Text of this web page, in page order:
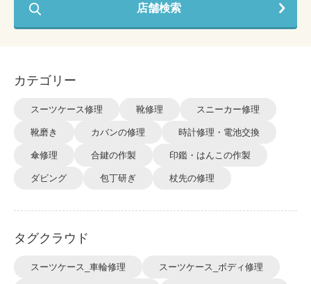
店舗検索
カテゴリー
スーツケース修理 靴修理 スニーカー修理
靴磨き カバンの修理 時計修理・電池交換
傘修理 合鍵の作製 印鑑・はんこの作製
ダビング 包丁研ぎ 杖先の修理
タグクラウド
スーツケース_車輪修理 スーツケース_ボディ修理